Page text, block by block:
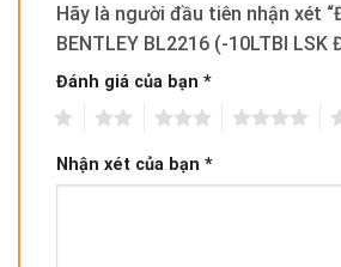
Hãy là người đầu tiên nhận xét
BENTLEY BL2216 (-10LTBI LSK
Đánh giá của bạn *
Nhận xét của bạn *